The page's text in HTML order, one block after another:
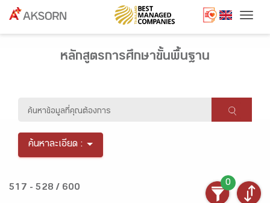
หลักสูตรการศึกษาขั้นพื้นฐาน
ค้นหาละเอียด :
517 - 528 / 600
0